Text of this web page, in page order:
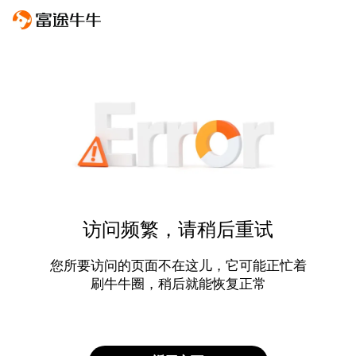
访问频繁，请稍后重试
您所要访问的页面不在这儿，它可能正忙着
刷牛牛圈，稍后就能恢复正常